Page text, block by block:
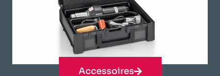
Accessoires